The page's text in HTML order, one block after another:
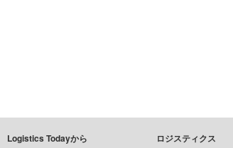
Logistics Todayから ロジスティクス